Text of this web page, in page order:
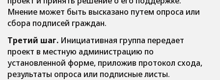
Мнение может быть высказано путем опроса или
сбора подписей граждан.
Третий шаг. Инициативная группа передает
проект в местную администрацию по
установленной форме, приложив протокол схода,
результаты опроса или подписные листы.